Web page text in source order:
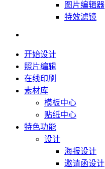
图片编辑器
特效滤镜
开始设计
照片编辑
在线印刷
素材库
模板中心
贴纸中心
特色功能
设计
海报设计
邀请函设计